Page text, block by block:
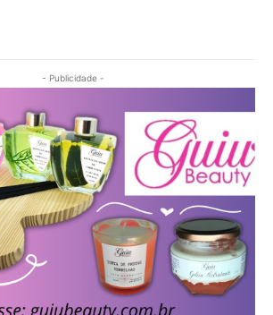
- Publicidade -